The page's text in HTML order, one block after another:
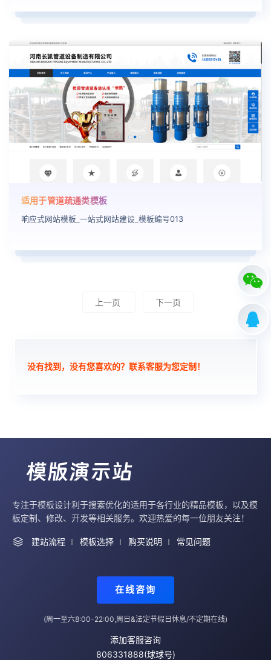
适用于管道疏通类模板
响应式网站模板_一站式网站建设_模板编号013
上一页 下一页
没有找到，没有您喜欢的？联系客服为您定制！
专注于模板设计利于搜索优化的适用于各行业的精品模板，以及模
板定制、修改、开发等相关服务。欢迎热爱的每一位朋友关注！
建站流程 模板选择 购买说明 常见问题
在线咨询
(周一至六8:00-22:00,周日&法定节假日休息/不定期在线)
添加客服咨询
806331888(球球号)